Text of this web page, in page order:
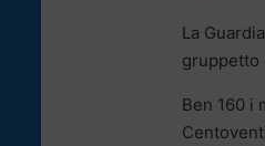
La
gruppetto
Ben 160 i